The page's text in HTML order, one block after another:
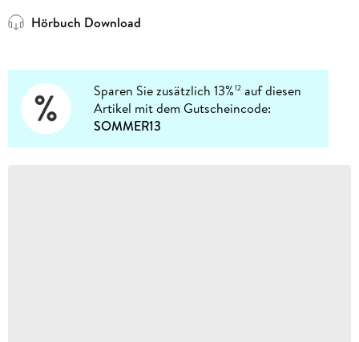
Hörbuch Download
Sparen Sie zusätzlich 13%12 auf diesen
Artikel mit dem Gutscheincode:
SOMMER13